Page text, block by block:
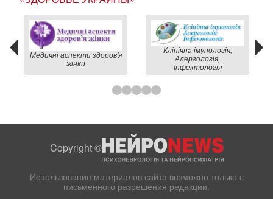
Медичні аспекти здоров'я
жінки
Клінічна імунологія,
Алергологія,
Інфектологія
Copyright ©
Использование материалов сайта возможно только с
письменного разрешения редакции.